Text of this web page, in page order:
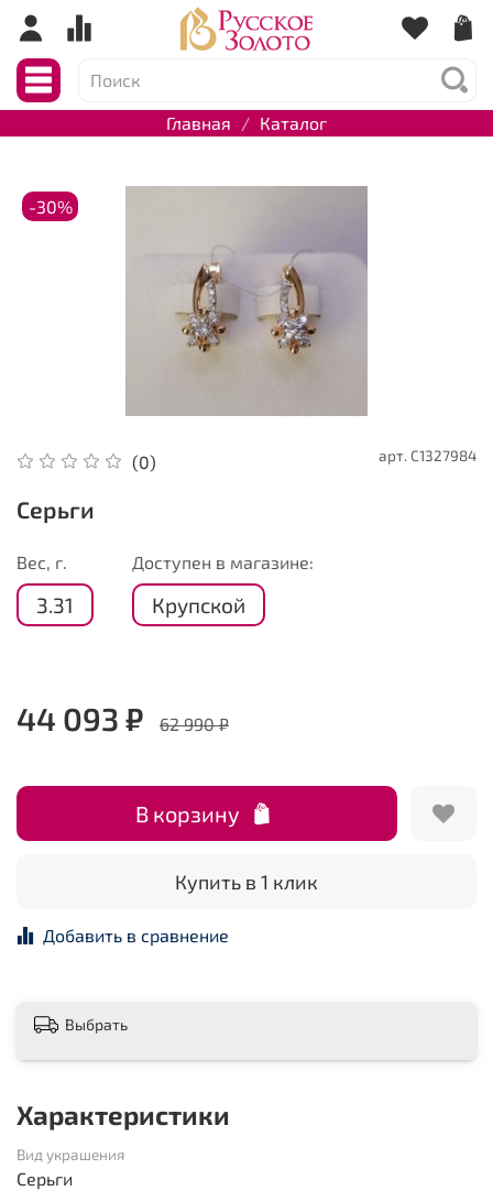
Главная Каталог
-30%
(0) арт. С1327984
Серьги
Вес, г.
3.31
Доступен в магазине:
Крупской
44 093 ₽ 62 990 ₽
В корзину
Купить в 1 клик
Добавить в сравнение
Выбрать
Характеристики
Вид украшения
Серьги